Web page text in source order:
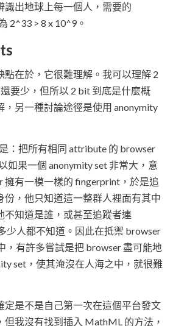
識出地球上每一個人，需要的
2^33 > 8 x 10^9。
點在於，它很難理解。我可以理解 2
要少，但所以 2 bit 到底是什麼概
，另一種討論途徑是使用 anonymity
：把所有相同 attribute 的 browser
如果一個 anonymity set 非常大，意
擁有一模一樣的 fingerprint，於是追
份，他只知道這一整群人裡面有其中
不知道是誰，或甚至追蹤者連
少人都不知道。因此在抵禦 browser
，有許多嘗試是把 browser 盡可能地
set，使其淹沒在人海之中，就很難
定是不是自己第一次在這個平台發文
但我沒有找到插入 MathML 的方法，